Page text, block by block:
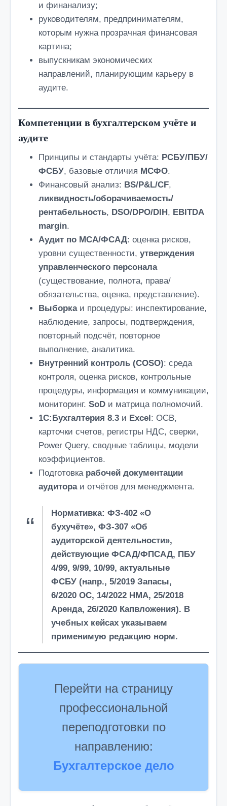
и финанализу;
руководителям, предпринимателям,
которым нужна прозрачная финансовая
картина;
выпускникам экономических
направлений, планирующим карьеру в
аудите.
Компетенции в бухгалтерском учёте и
аудите
Принципы и стандарты учёта: РСБУ/ПБУ/
ФСБУ, базовые отличия МСФО.
Финансовый анализ: BS/P&L/CF,
ликвидность/оборачиваемость/
рентабельность, DSO/DPO/DIH, EBITDA
margin.
Аудит по МСА/ФСАД: оценка рисков,
уровни существенности, утверждения
управленческого персонала
(существование, полнота, права/
обязательства, оценка, представление).
Выборкаи процедуры: инспектирование,
наблюдение, запросы, подтверждения,
повторный подсчёт, повторное
выполнение, аналитика.
Внутренний контроль (COSO): среда
контроля, оценка рисков, контрольные
процедуры, информация и коммуникации,
мониторинг. SoD и матрица полномочий.
1С:Бухгалтерия 8.3 и Excel: ОСВ,
карточки счетов, регистры НДС, сверки,
Power Query, сводные таблицы, модели
коэффициентов.
Подготовка рабочей документации
аудитораи отчётов для менеджмента.
Нормативка: ФЗ-402 «О
бухучёте», ФЗ-307 «Об
аудиторской деятельности»,
действующие ФСАД/ФПСАД, ПБУ
4/99, 9/99, 10/99, актуальные
ФСБУ (напр., 5/2019 Запасы,
6/2020 ОС, 14/2022 НМА, 25/2018
Аренда, 26/2020 Капвложения). В
учебных кейсах указываем
применимую редакцию норм.
Перейти на страницу
профессиональной
переподготовки по
направлению:
Бухгалтерское дело